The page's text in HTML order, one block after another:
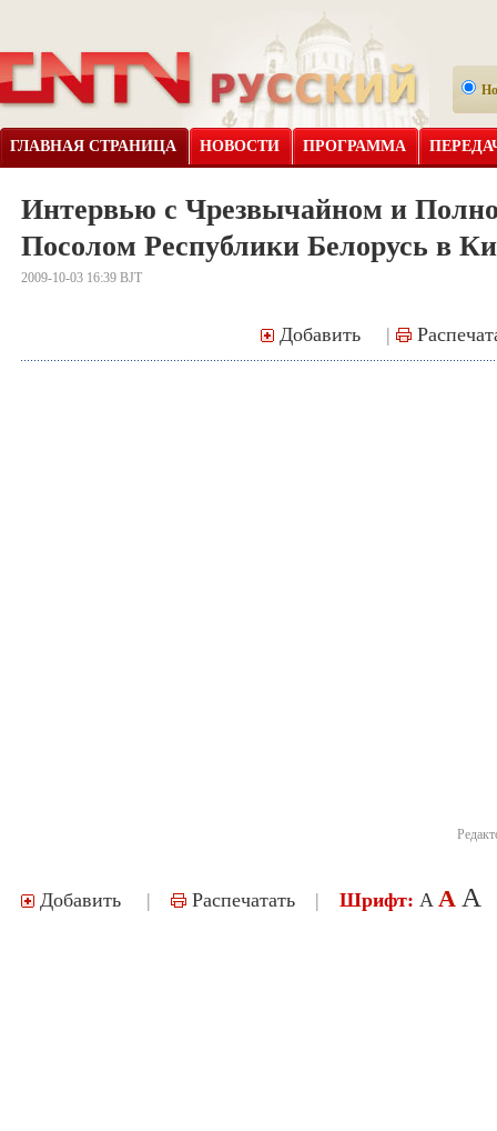
ГЛАВНАЯ СТРАНИЦА НОВОСТИ ПРОГРАММА
Интервью с Чрезвычайном и
Посолом Республики Белорусь в
2009-10-03 16:39 BJT
Добавить |
Добавить | Распечатать | Шрифт: A A A